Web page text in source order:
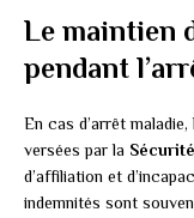
Le maintien
pendant
En cas d’arrêt
versées par la
d’affiliation et
indemnités sont